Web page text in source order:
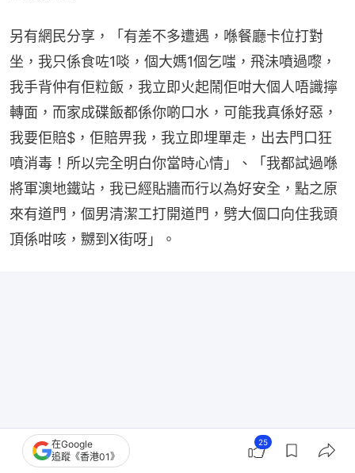
另有網民分享，「有差不多遭遇，喺餐廳卡位打對
坐，我只係食咗1啖，個大媽1個乞嗤，飛沬噴過嚟，
我手背仲有佢粒飯，我立即火起鬧佢咁大個人唔識擰
轉面，而家成碟飯都係你啲口水，可能我真係好惡，
我要佢賠$，佢賠畀我，我立即埋單走，出去門口狂
噴消毒！所以完全明白你當時心情」、「我都試過喺
將軍澳地鐵站，我已經貼牆而行以為好安全，點之原
來有道門，個男清潔工打開道門，劈大個口向住我頭
頂係咁咳，嬲到X街呀」。
在Google
追蹤《香港01》
25